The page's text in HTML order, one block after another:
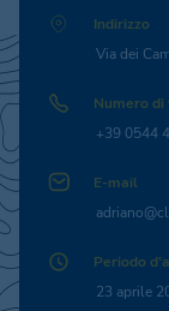
Indirizzo
Via dei
Numero
+39 0544
E-mail
Periodo
23 aprile